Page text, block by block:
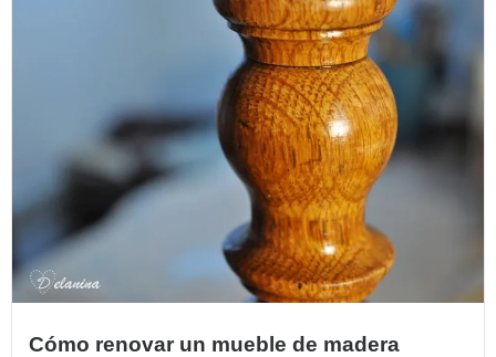
Cómo renovar un mueble de madera